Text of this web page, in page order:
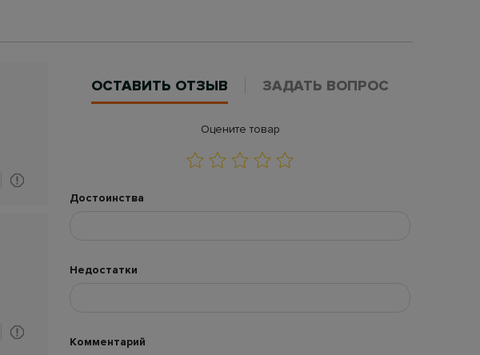
ОСТАВИТЬ ОТЗЫВ ЗАДАТЬ ВОПРОС
Оцените товар
Достоинства
Недостатки
Комментарий